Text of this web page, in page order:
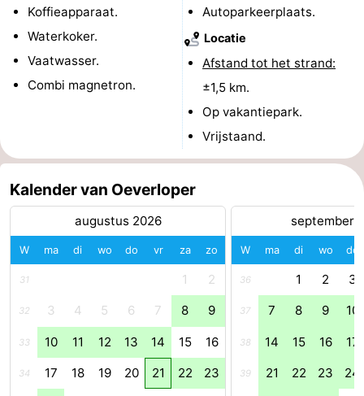
Zwembaden
-
Fietsen
Paardrijden
-
Golfbanen
-
Surfen
Eten
en
drinken
Haaientanden
Zeehonden
Evenementen
Praktisch
Koffieapparaat.
Waterkoker.
Vaatwasser.
Combi magnetron.
Autoparkeerplaats.
Locatie
Afstand tot het strand:
±1,5 km.
Op vakantiepark.
Vrijstaand.
Kalender van Oeverloper
augustus 2026
W ma di wo do vr za zo
31 1 2
32 3 4 5 6 7 8 9
33 10 11 12 13 14 15 16
34 17 18 19 20 21 22 23
september
W ma di wo do
36 1 2 3
37 7 8 9 10
38 14 15 16 17
39 21 22 23 24